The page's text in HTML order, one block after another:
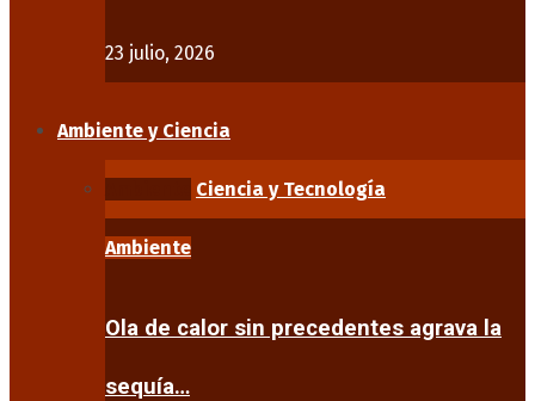
23 julio, 2026
Ambiente y Ciencia
Ciencia y Tecnología
Ambiente
Ola de calor sin precedentes agrava la
sequía…